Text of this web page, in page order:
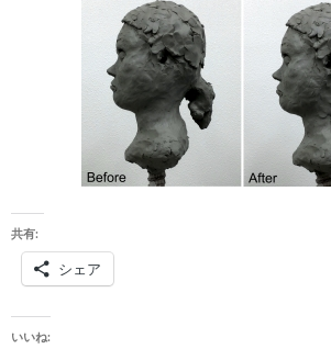
共有:
シェア
いいね: